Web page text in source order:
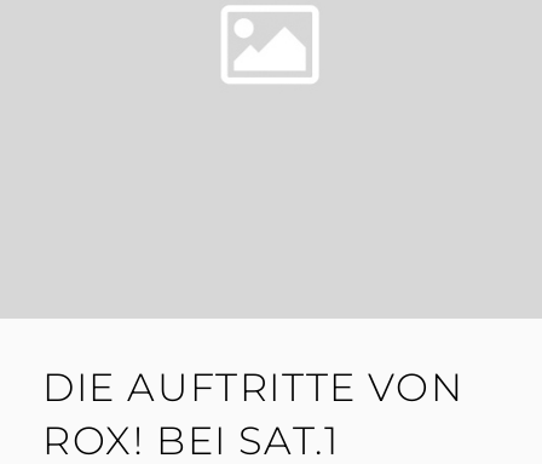
DIE AUFTRITTE VON
ROX! BEI SAT.1